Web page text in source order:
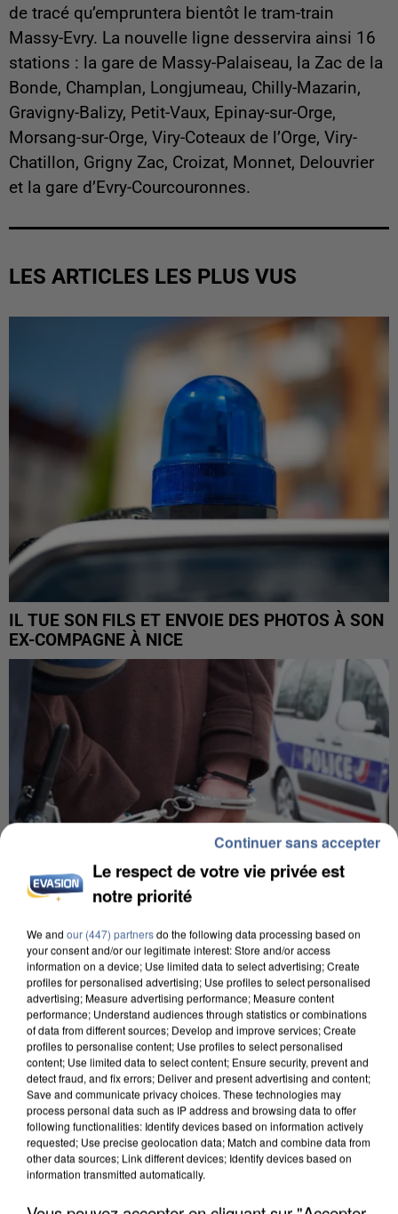
de tracé qu’empruntera bientôt le tram-train
Massy-Evry. La nouvelle ligne desservira ainsi 16
stations : la gare de Massy-Palaiseau, la Zac de la
Bonde, Champlan, Longjumeau, Chilly-Mazarin,
Gravigny-Balizy, Petit-Vaux, Epinay-sur-Orge,
Morsang-sur-Orge, Viry-Coteaux de l’Orge, Viry-
Chatillon, Grigny Zac, Croizat, Monnet, Delouvrier
et la gare d’Evry-Courcouronnes.
LES ARTICLES LES PLUS VUS
IL TUE SON FILS ET ENVOIE DES PHOTOS À SON
EX-COMPAGNE À NICE
L’UN DES FONDATEURS SUPPOSÉS DE LA DZ
MAFIA INTERPELLÉ EN ALGÉRIE
Le respect de votre vie privée est
notre priorité
We and our (447) partnersdo the following data processing based on
your consent and/or our legitimate interest: Store and/or access
information on a device; Use limited data to select advertising; Create
profiles for personalised advertising; Use profiles to select personalised
advertising; Measure advertising performance; Measure content
performance; Understand audiences through statistics or combinations
of data from different sources; Develop and improve services; Create
profiles to personalise content; Use profiles to select personalised
content; Use limited data to select content; Ensure security, prevent and
detect fraud, and fix errors; Deliver and present advertising and content;
Save and communicate privacy choices. These technologies may
process personal data such as IP address and browsing data to offer
following functionalities: Identify devices based on information actively
requested; Use precise geolocation data; Match and combine data from
other data sources; Link different devices; Identify devices based on
information transmitted automatically.
Continuer sans accepter